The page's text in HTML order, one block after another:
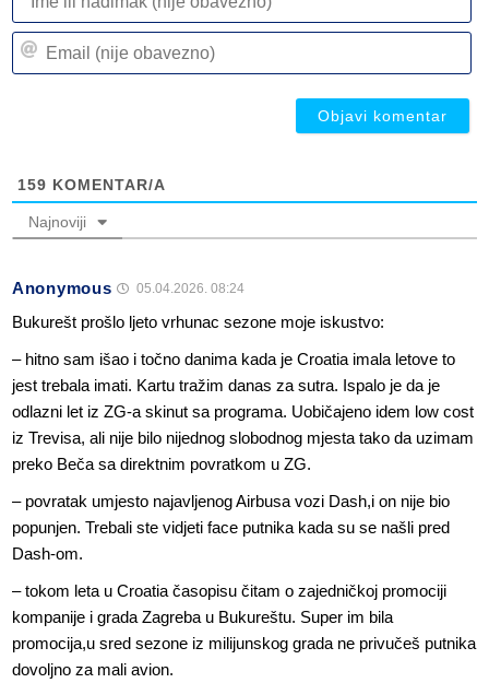
159 KOMENTAR/A
Najnoviji
Anonymous 05.04.2026. 08:24
Bukurešt prošlo ljeto vrhunac sezone moje iskustvo:
– hitno sam išao i točno danima kada je Croatia imala letove to
jest trebala imati. Kartu tražim danas za sutra. Ispalo je da je
odlazni let iz ZG-a skinut sa programa. Uobičajeno idem low cost
iz Trevisa, ali nije bilo nijednog slobodnog mjesta tako da uzimam
preko Beča sa direktnim povratkom u ZG.
– povratak umjesto najavljenog Airbusa vozi Dash,i on nije bio
popunjen. Trebali ste vidjeti face putnika kada su se našli pred
Dash-om.
– tokom leta u Croatia časopisu čitam o zajedničkoj promociji
kompanije i grada Zagreba u Bukureštu. Super im bila
promocija,u sred sezone iz milijunskog grada ne privučeš putnika
dovoljno za mali avion.